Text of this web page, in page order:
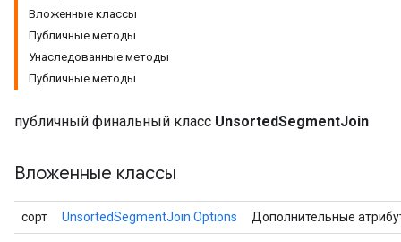
Вложенные классы
Публичные методы
Унаследованные методы
Публичные методы
публичный финальный класс UnsortedSegmentJoin
Вложенные классы
сорт UnsortedSegmentJoin.Options Дополнительные